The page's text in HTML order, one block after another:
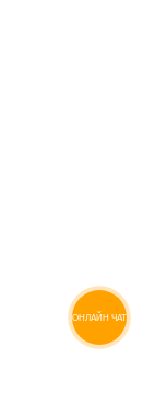
ОНЛАЙН ЧАТ